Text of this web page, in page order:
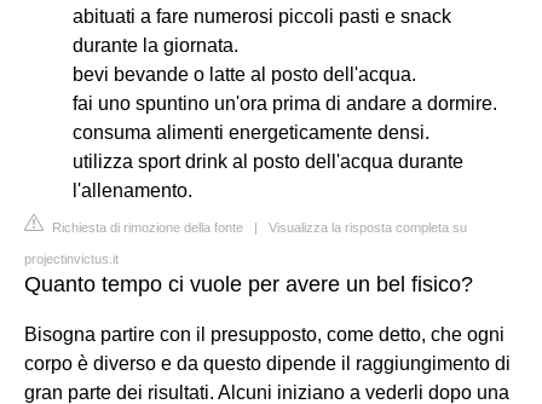
abituati a fare numerosi piccoli pasti e snack
durante la giornata.
bevi bevande o latte al posto dell'acqua.
fai uno spuntino un'ora prima di andare a dormire.
consuma alimenti energeticamente densi.
utilizza sport drink al posto dell'acqua durante
l'allenamento.
Richiesta di rimozione della fonte | Visualizza la risposta completa su
projectinvictus.it
Quanto tempo ci vuole per avere un bel fisico?
Bisogna partire con il presupposto, come detto, che ogni
corpo è diverso e da questo dipende il raggiungimento di
gran parte dei risultati. Alcuni iniziano a vederli dopo una